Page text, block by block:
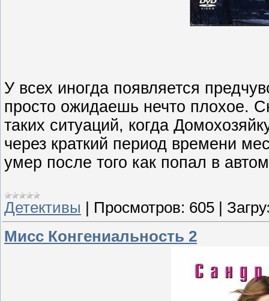
У всех иногда появляется
просто ожидаешь нечто плохое.
таких ситуаций, когда
через краткий период времени
умер после того как попал в
Детективы Просмотров: 605
Мисс Конгениальность 2